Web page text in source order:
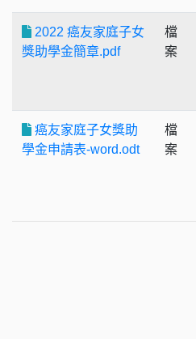
2022 癌友家庭子女
獎助學金簡章.pdf
檔
案
癌友家庭子女獎助
學金申請表-word.odt
檔
案